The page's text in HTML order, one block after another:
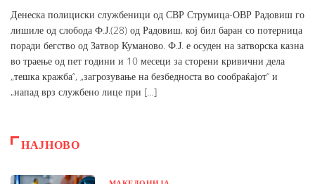
Денеска полициски службеници од СВР Струмица-ОВР Радовиш го
лишиле од слобода Ф.Ј.(28) од Радовиш, кој бил баран со потерница
поради бегство од Затвор Куманово. Ф.Ј. е осуден на затворска казна
во траење од пет години и 10 месеци за сторени кривични дела
„тешка кражба“, „загрозување на безбедноста во сообраќајот“ и
„напад врз службено лице при […]
НАЈНОВО